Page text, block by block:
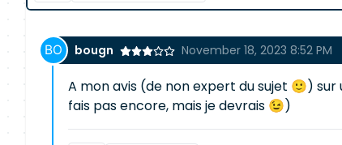
bougn November 18, 2023 8:52 PM
A mon avis (de non expert du sujet 🙂)
fais pas encore, mais je devrais 😉)